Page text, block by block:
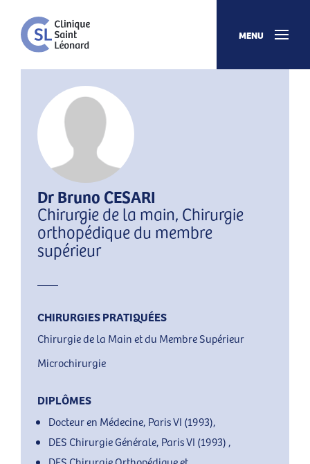
MENU
Dr Bruno CESARI
Chirurgie de la main, Chirurgie
orthopédique du membre
supérieur
CHIRURGIES PRATIQUÉES
Chirurgie de la Main et du Membre Supérieur
Microchirurgie
DIPLÔMES
Docteur en Médecine, Paris VI (1993),
DES Chirurgie Générale, Paris VI (1993) ,